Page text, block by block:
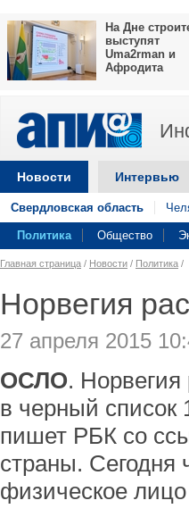
На Дне
выступят
Uma2rman и
Афродита
Новости Интервью
Свердловская область
Политика Общество
Главная страница / Новости / Политика /
Норвегия
27 апреля 2015
ОСЛО.
в черный список
пишет РБК со
страны. Сегодня
физическое